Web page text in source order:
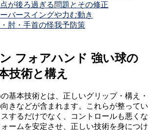
が後ろ過ぎる問題とその修正
バースイングや力む動き
肘・手首の怪我予防策
フォアハンド 強い球の
技術と構え
基本技術とは、正しいグリップ・構え・
きなどが含まれます。これらが整ってい
するだけでなく、コントロールも悪くな
ームを安定させ、正しい技術を身につけ